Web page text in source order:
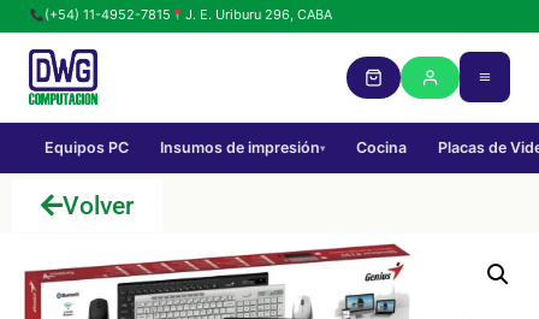
(+54) 11-4952-7815 J. E. Uriburu 296, CABA
Equipos PC Insumos de impresión▾ Cocina Placas de
Volver